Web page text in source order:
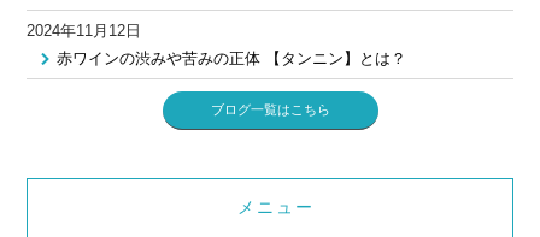
2024年11月12日
赤ワインの渋みや苦みの正体 【タンニン】とは？
ブログ一覧はこちら
メニュー